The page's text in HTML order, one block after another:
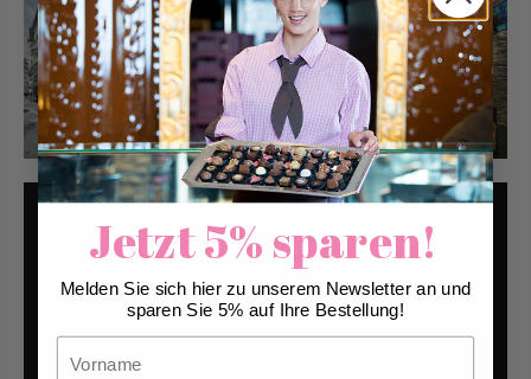
Jetzt 5% sparen!
Melden Sie sich hier zu unserem Newsletter an und
sparen Sie 5% auf Ihre Bestellung!